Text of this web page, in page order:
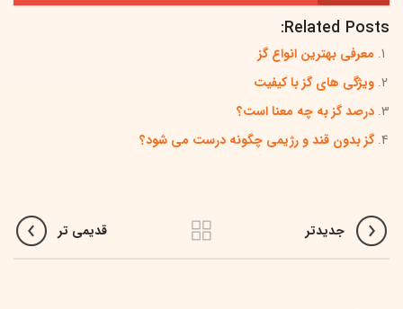
Related Posts:
معرفی بهترین انواع گز
ویژگی های گز با کیفیت
درصد گز به چه معنا است؟
گز بدون قند و رژیمی چگونه درست می شود؟
جدیدتر قدیمی تر